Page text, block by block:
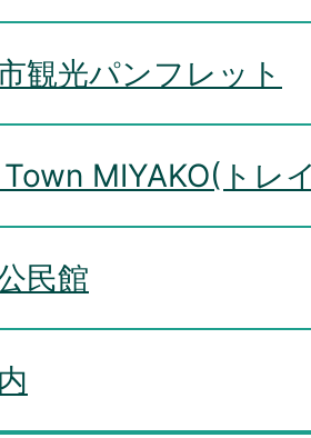
観光パンフレット
MIYAKO(トレ
民館